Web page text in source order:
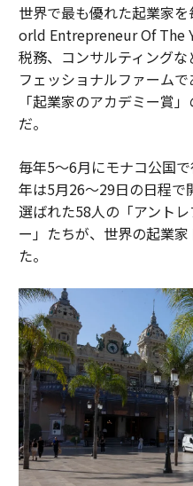
世界で最も優れた起業家
orld Entrepreneur Of The
税務、コンサルティング
フェッショナルファーム
「起業家のアカデミー賞
だ。
毎年5〜6月にモナコ公国
年は5月26〜29日の日程で
選ばれた58人の「アント
ー」たちが、世界の起業
た。